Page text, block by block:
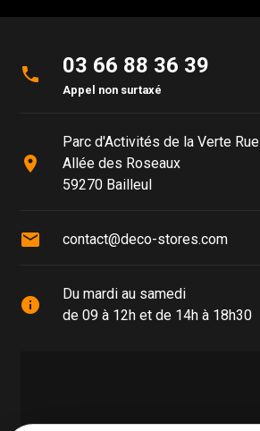
phone 03 66 88 36 39
Appel non surtaxé
place
Parc d'Activités de la Verte Rue
Allée des Roseaux
59270 Bailleul
mail contact@deco-stores.com
info
Du mardi au samedi
de 09 à 12h et de 14h à 18h30